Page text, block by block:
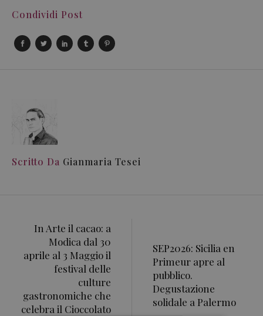
Condividi Post
Scritto Da Gianmaria Tesei
In Arte il cacao: a
Modica dal 30
aprile al 3 Maggio il
festival delle
culture
gastronomiche che
celebra il Cioccolato
SEP2026: Sicilia en
Primeur apre al
pubblico.
Degustazione
solidale a Palermo